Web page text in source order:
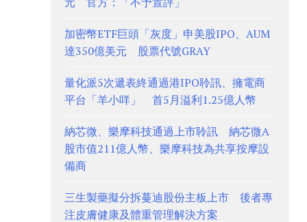
加密幣ETF巨頭「灰度」申美股IPO、AUM
達350億美元 股票代號GRAY
量化派5次遞表終通過港IPO聆訊、擁電商
平台「羊小咩」 首5月溢利1.25億人幣
納芯微、樂摩科技通過上市聆訊 納芯微A
股市值211億人幣、樂摩科技為共享按摩設
備商
三生製藥擬分拆蔓迪股份主板上市 後者專
注皮膚健康及體重管理解決方案